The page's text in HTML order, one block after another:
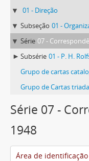
01 - Direção
Subseção 01 -
Série 07 -
Subsérie 01 - P. H.
Grupo de cartas
Grupo de Cartas
Série 07 -
1948
Área de identificação